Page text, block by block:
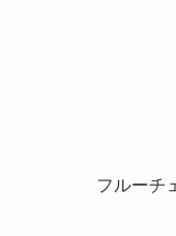
フルーチ